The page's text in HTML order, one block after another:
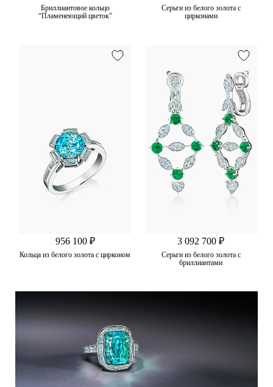
Бриллиантовое кольцо
“Пламенеющий цветок”
Серьги из белого золота с
цирконами
956 100 ₽
Кольца из белого золота с цирконом
3 092 700 ₽
Серьги из белого золота с
бриллиантами